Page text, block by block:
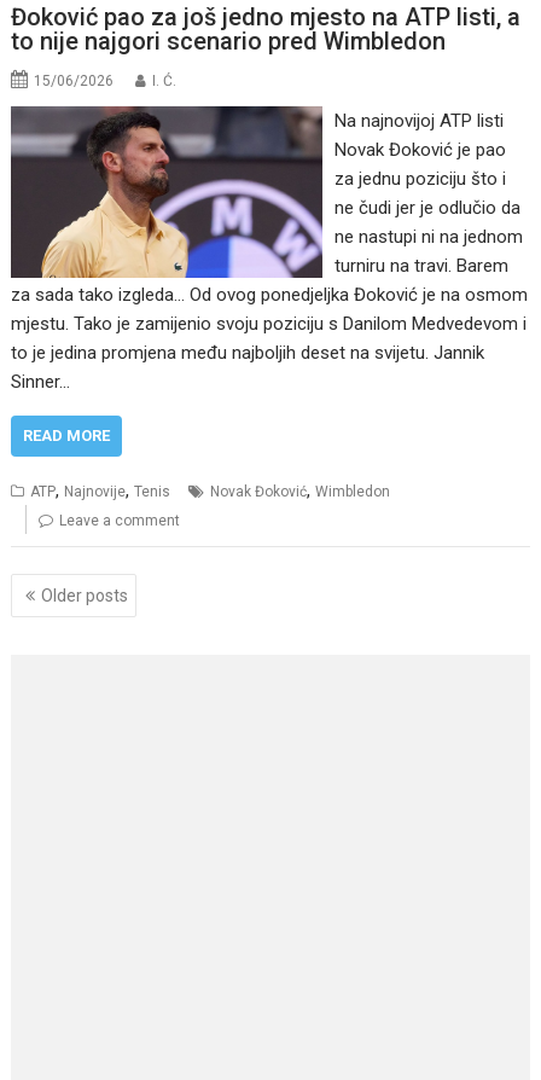
Đoković pao za još jedno mjesto na ATP listi, a
to nije najgori scenario pred Wimbledon
15/06/2026 I. Ć.
Na najnovijoj ATP listi
Novak Đoković je pao
za jednu poziciju što i
ne čudi jer je odlučio da
ne nastupi ni na jednom
turniru na travi. Barem
za sada tako izgleda… Od ovog ponedjeljka Đoković je na osmom
mjestu. Tako je zamijenio svoju poziciju s Danilom Medvedevom i
to je jedina promjena među najboljih deset na svijetu. Jannik
Sinner…
READ MORE
ATP, Najnovije,Tenis Novak Đoković,Wimbledon
Leave a comment
Posts
navigation
Older posts